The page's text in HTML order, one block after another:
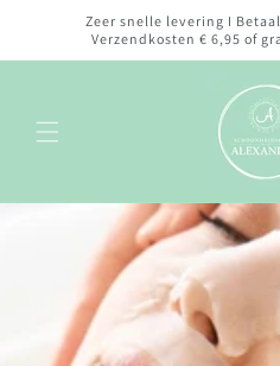
naar de
content
Zeer snelle levering I
Verzendkosten € 6,95 of